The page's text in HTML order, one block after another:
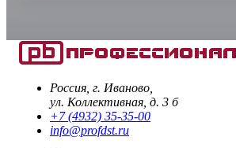
Россия, г. Иваново,
ул. Коллективная, д. 3 б
+7 (4932) 35-35-00
info@profdst.ru